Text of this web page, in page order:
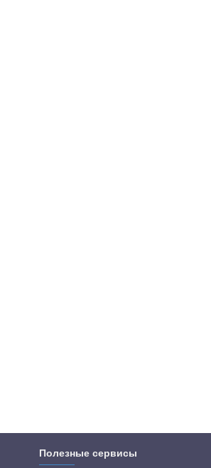
Полезные сервисы